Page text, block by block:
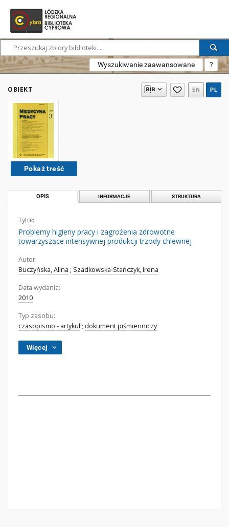
Wyszukiwanie zaawansowane ?
OBIEKT EN PL
Pokaż treść
OPIS INFORMACJE STRUKTURA
Tytuł:
Problemy higieny pracy i zagrożenia zdrowotne
towarzyszące intensywnej produkcji trzody chlewnej
Autor:
Buczyńska, Alina ; Szadkowska-Stańczyk, Irena
Data wydania:
2010
Typ zasobu:
czasopismo - artykuł ; dokument piśmienniczy
Więcej